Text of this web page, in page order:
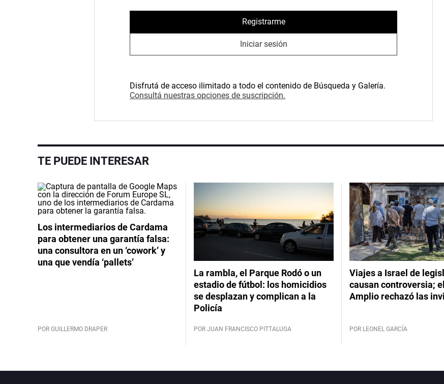
Registrarme
Iniciar sesión
Disfrutá de acceso ilimitado a todo el contenido de Búsqueda y Galería.
Consultá nuestras opciones de suscripción.
TE PUEDE INTERESAR
Los intermediarios de Cardama
para obtener una garantía falsa:
una consultora en un ‘cowork’ y
una que vendía ‘pallets’
POR GUILLERMO DRAPER
La rambla, el Parque Rodó o un
estadio de fútbol: los homicidios
se desplazan y complican a la
Policía
POR JUAN FRANCISCO PITTALUGA
Viajes a Israel de
causan controversia;
Amplio rechazó las
POR LEONEL GARCÍA